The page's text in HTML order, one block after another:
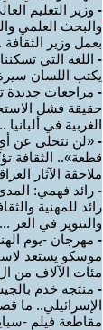
- وزير التعليم
والبحث العلمي
بعمل وزير الثقافة
- اللغة التي
يكتب اللسان
- مراجعات
حقيقة فشل
الغربية في ألبانيا
- «لن نتخلى عن
قطعة».. الثقافة
ملاحقة الآثار
- رائد فهمي:
رائد للمهنية
والتنوير في العر ...
- مهرجان -يوم
موسكو يستعد
مئات الآلاف من
- منتجه خدم
الإسرائيلي.. ما
مقاطعة فيلم -